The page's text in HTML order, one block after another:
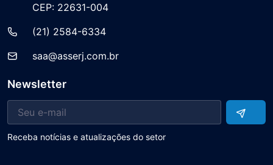
CEP: 22631-004
(21) 2584-6334
saa@asserj.com.br
Newsletter
Receba notícias e atualizações do setor